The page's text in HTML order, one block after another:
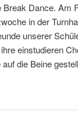
Dance. Am
in der
unserer
einstudieren
die Beine